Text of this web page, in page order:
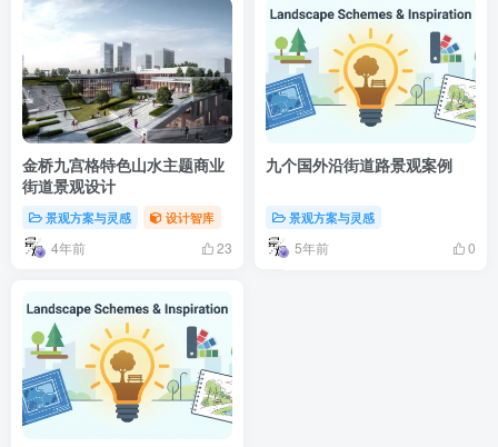
金桥九宫格特色山水主题商业
街道景观设计
景观方案与灵感 设计智库
4年前 23
九个国外沿街道路景观案例
景观方案与灵感
5年前 0